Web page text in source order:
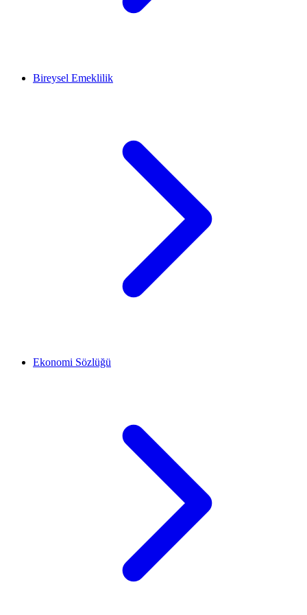
Bireysel Emeklilik
Ekonomi Sözlüğü